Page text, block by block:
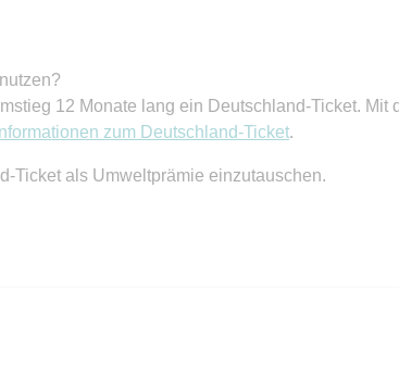
12 Monate lang ein Deutschland-Ticket. Mit
zum Deutschland-Ticket.
Ticket als Umweltprämie einzutauschen.